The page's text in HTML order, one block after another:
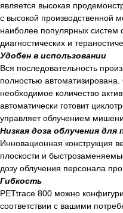
является высокая
с высокой производственной
наиболее популярных систем
диагностических и
Удобен в использовании
Вся последовательность
полностью
необходимое количество
автоматически готовит
управляет облучением мишени.
Низкая доза облучения для
Инновационная конструкция
плоскости и
дозу облучения персонала
Гибкость
PETtrace 800 можно
соответствии с вашими